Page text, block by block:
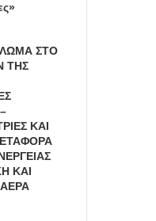
ΣΤΟ
ΤΗΣ
ΚΑΙ
ΚΑΙ